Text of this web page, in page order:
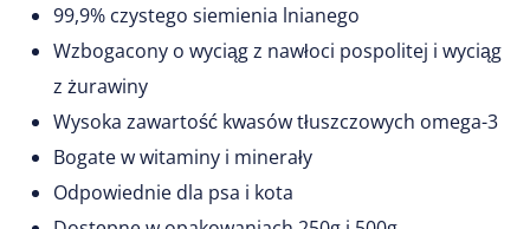
99,9% czystego siemienia lnianego
Wzbogacony o wyciąg z nawłoci pospolitej i wyciąg
z żurawiny
Wysoka zawartość kwasów tłuszczowych omega-3
Bogate w witaminy i minerały
Odpowiednie dla psa i kota